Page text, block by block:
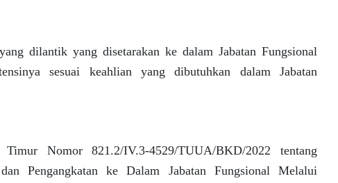
dilantik yang disetarakan ke dalam Jabatan Fungsional
sesuai keahlian yang dibutuhkan dalam Jabatan
Nomor 821.2/IV.3-4529/TUUA/BKD/2022 tentang
Pengangkatan ke Dalam Jabatan Fungsional Melalui